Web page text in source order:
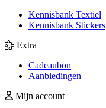
Kennisbank Textiel
Kennisbank Stickers
Extra
Cadeaubon
Aanbiedingen
Mijn account